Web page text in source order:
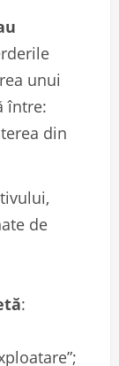
unui
între:
din
de
: